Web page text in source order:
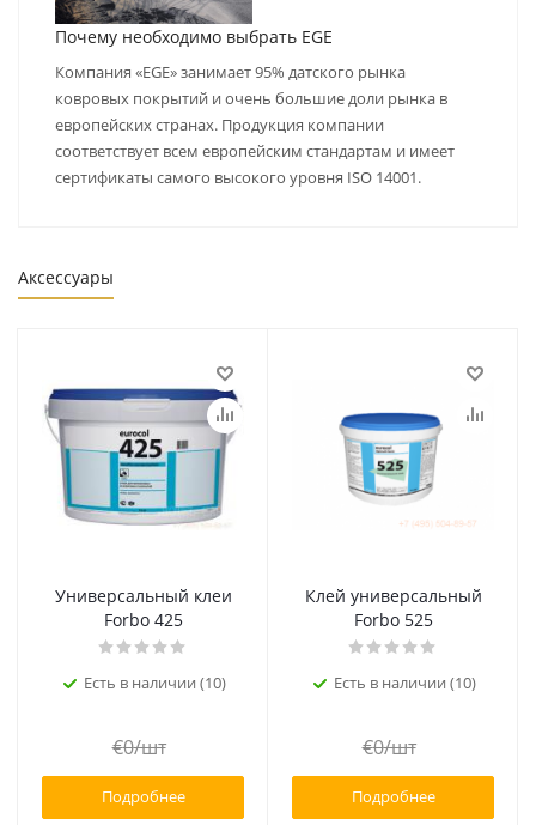
Почему необходимо выбрать EGE
Компания «EGE» занимает 95% датского рынка
ковровых покрытий и очень большие доли рынка в
европейских странах. Продукция компании
соответствует всем европейским стандартам и имеет
сертификаты самого высокого уровня ISO 14001.
Аксессуары
Универсальный клеи
Forbo 425
Есть в наличии (10)
€0/шт
Подробнее
Клей универсальный
Forbo 525
Есть в наличии (10)
€0/шт
Подробнее